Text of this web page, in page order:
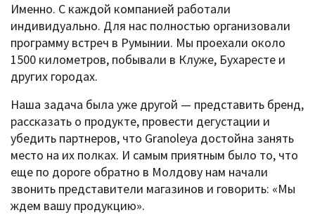
Именно. С каждой компанией работали
индивидуально. Для нас полностью организовали
программу встреч в Румынии. Мы проехали около
1500 километров, побывали в Клуже, Бухаресте и
других городах.
Наша задача была уже другой — представить бренд,
рассказать о продукте, провести дегустации и
убедить партнеров, что Granoleya достойна занять
место на их полках. И самым приятным было то, что
еще по дороге обратно в Молдову нам начали
звонить представители магазинов и говорить: «Мы
ждем вашу продукцию».